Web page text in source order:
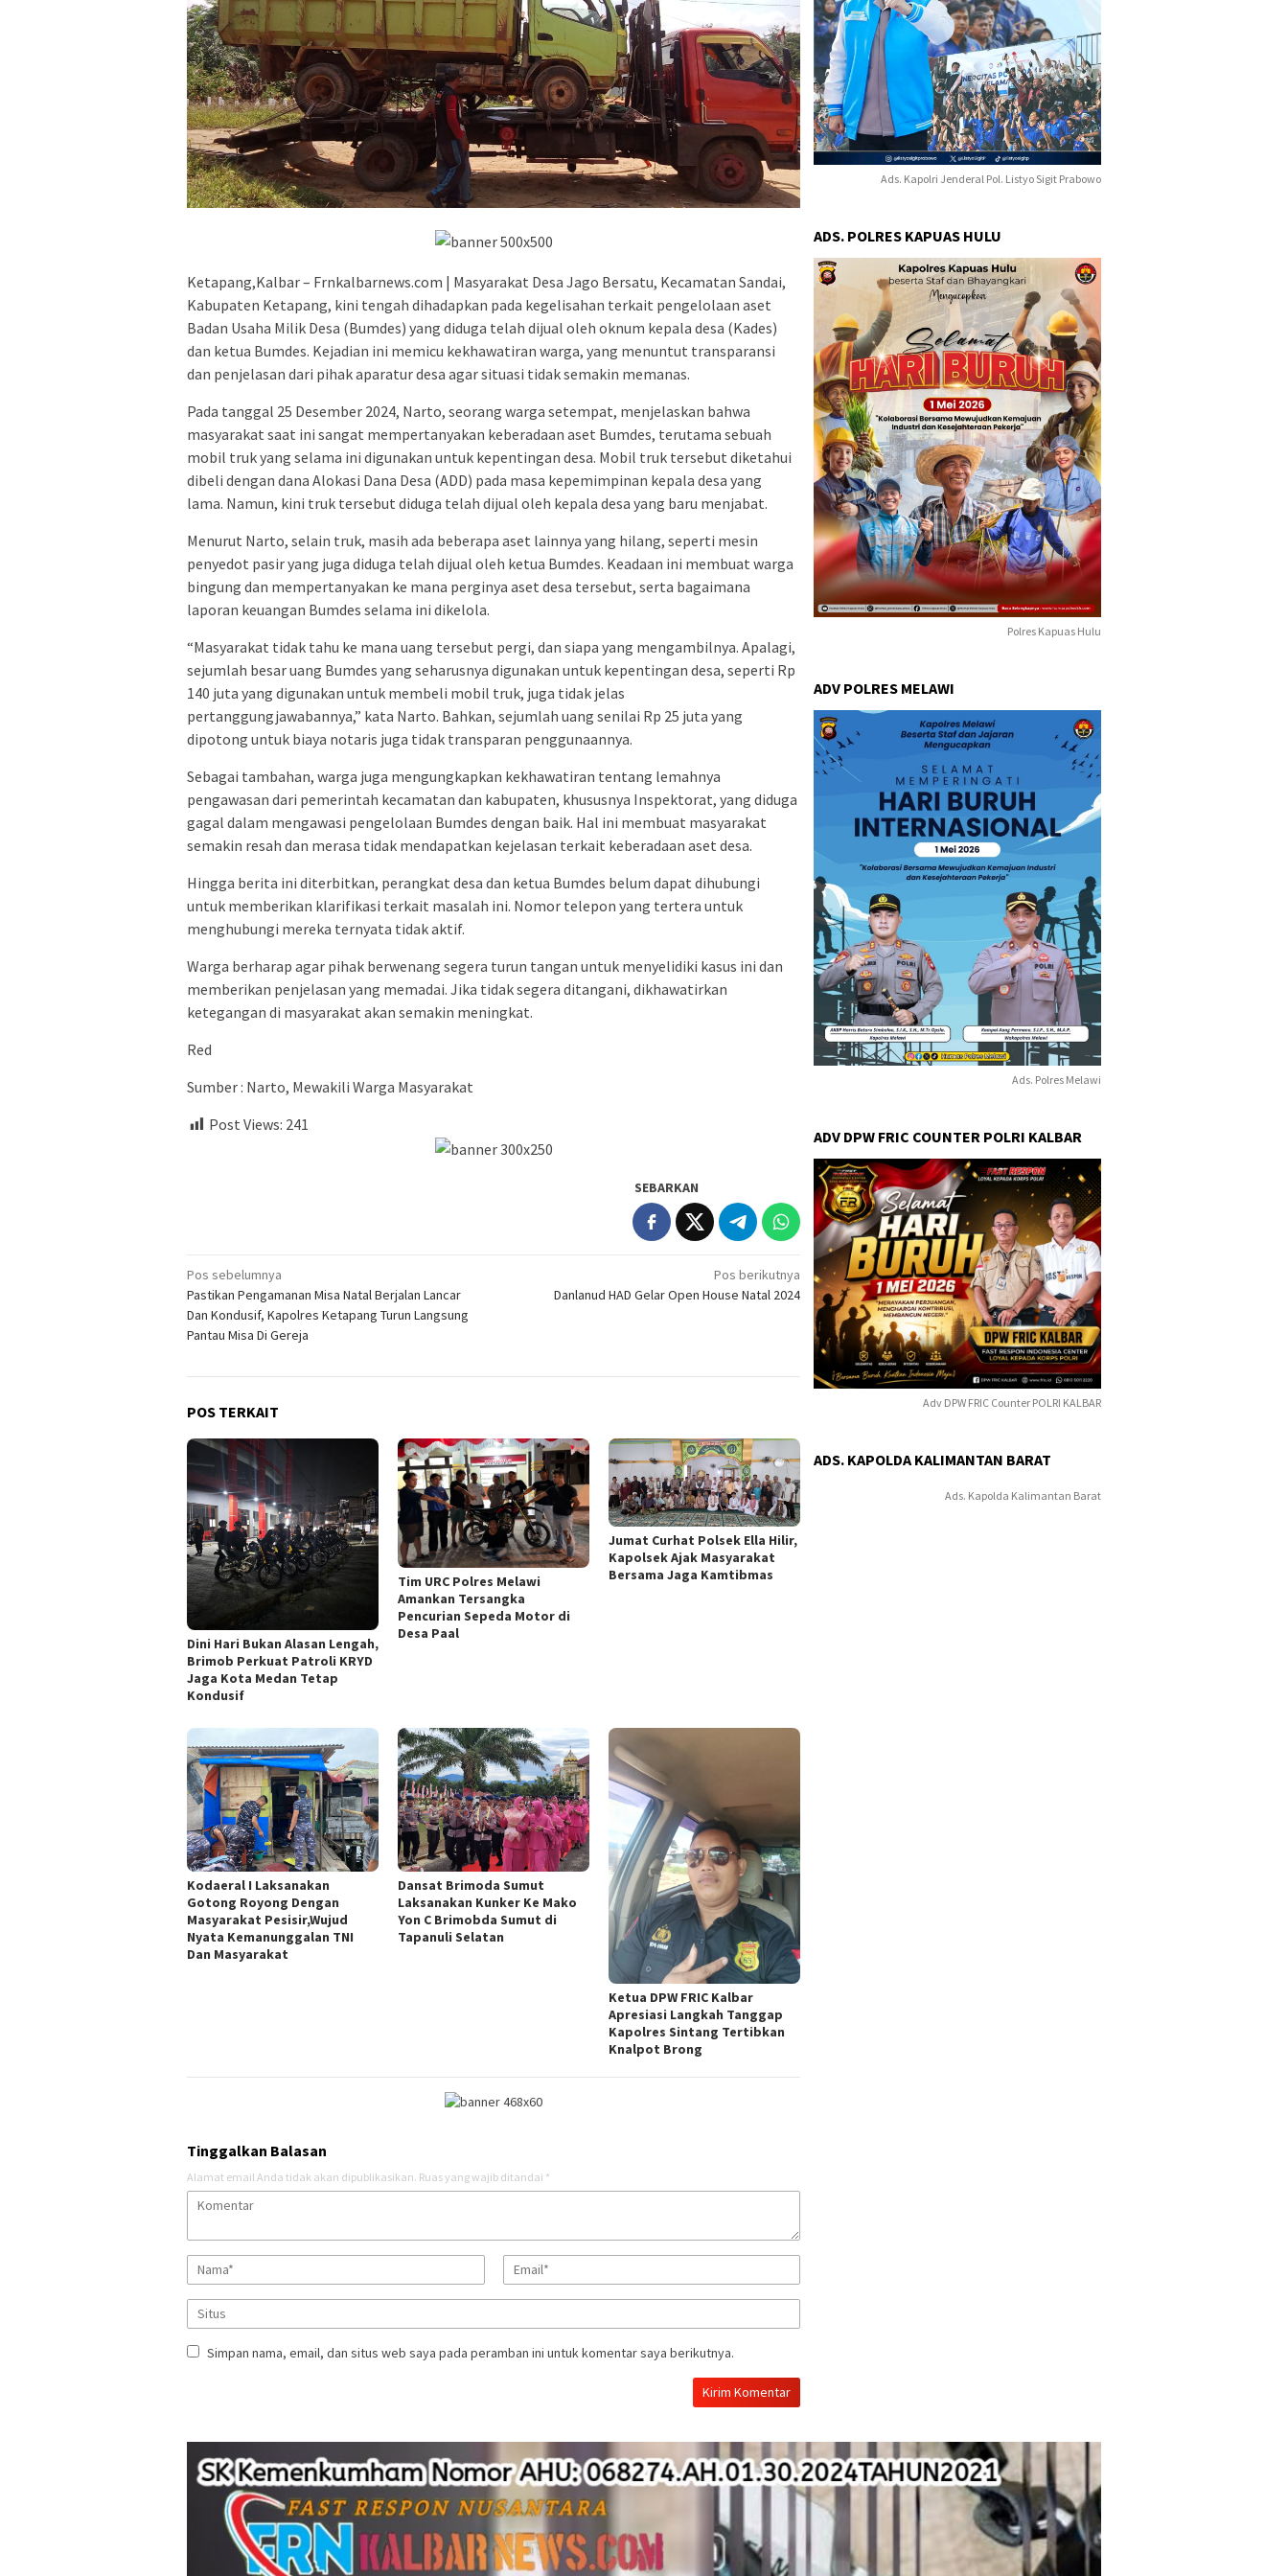
Ketapang,Kalbar – Frnkalbarnews.com | Masyarakat Desa Jago Bersatu, Kecamatan Sandai,
Kabupaten Ketapang, kini tengah dihadapkan pada kegelisahan terkait pengelolaan aset
Badan Usaha Milik Desa (Bumdes) yang diduga telah dijual oleh oknum kepala desa (Kades)
dan ketua Bumdes. Kejadian ini memicu kekhawatiran warga, yang menuntut transparansi
dan penjelasan dari pihak aparatur desa agar situasi tidak semakin memanas.
Pada tanggal 25 Desember 2024, Narto, seorang warga setempat, menjelaskan bahwa
masyarakat saat ini sangat mempertanyakan keberadaan aset Bumdes, terutama sebuah
mobil truk yang selama ini digunakan untuk kepentingan desa. Mobil truk tersebut diketahui
dibeli dengan dana Alokasi Dana Desa (ADD) pada masa kepemimpinan kepala desa yang
lama. Namun, kini truk tersebut diduga telah dijual oleh kepala desa yang baru menjabat.
Menurut Narto, selain truk, masih ada beberapa aset lainnya yang hilang, seperti mesin
penyedot pasir yang juga diduga telah dijual oleh ketua Bumdes. Keadaan ini membuat warga
bingung dan mempertanyakan ke mana perginya aset desa tersebut, serta bagaimana
laporan keuangan Bumdes selama ini dikelola.
“Masyarakat tidak tahu ke mana uang tersebut pergi, dan siapa yang mengambilnya. Apalagi,
sejumlah besar uang Bumdes yang seharusnya digunakan untuk kepentingan desa, seperti Rp
140 juta yang digunakan untuk membeli mobil truk, juga tidak jelas
pertanggungjawabannya,” kata Narto. Bahkan, sejumlah uang senilai Rp 25 juta yang
dipotong untuk biaya notaris juga tidak transparan penggunaannya.
Sebagai tambahan, warga juga mengungkapkan kekhawatiran tentang lemahnya
pengawasan dari pemerintah kecamatan dan kabupaten, khususnya Inspektorat, yang diduga
gagal dalam mengawasi pengelolaan Bumdes dengan baik. Hal ini membuat masyarakat
semakin resah dan merasa tidak mendapatkan kejelasan terkait keberadaan aset desa.
Hingga berita ini diterbitkan, perangkat desa dan ketua Bumdes belum dapat dihubungi
untuk memberikan klarifikasi terkait masalah ini. Nomor telepon yang tertera untuk
menghubungi mereka ternyata tidak aktif.
Warga berharap agar pihak berwenang segera turun tangan untuk menyelidiki kasus ini dan
memberikan penjelasan yang memadai. Jika tidak segera ditangani, dikhawatirkan
ketegangan di masyarakat akan semakin meningkat.
Red
Sumber : Narto, Mewakili Warga Masyarakat
Post Views: 241
SEBARKAN
Navigasi
pos
Pos sebelumnya
Pastikan Pengamanan Misa Natal Berjalan Lancar
Dan Kondusif, Kapolres Ketapang Turun Langsung
Pantau Misa Di Gereja
Pos berikutnya
Danlanud HAD Gelar Open House Natal 2024
POS TERKAIT
Dini Hari Bukan Alasan Lengah,
Brimob Perkuat Patroli KRYD
Jaga Kota Medan Tetap
Kondusif
Tim URC Polres Melawi
Amankan Tersangka
Pencurian Sepeda Motor di
Desa Paal
Jumat Curhat Polsek Ella Hilir,
Kapolsek Ajak Masyarakat
Bersama Jaga Kamtibmas
Kodaeral I Laksanakan
Gotong Royong Dengan
Masyarakat Pesisir,Wujud
Nyata Kemanunggalan TNI
Dan Masyarakat
Dansat Brimoda Sumut
Laksanakan Kunker Ke Mako
Yon C Brimobda Sumut di
Tapanuli Selatan
Ketua DPW FRIC Kalbar
Apresiasi Langkah Tanggap
Kapolres Sintang Tertibkan
Knalpot Brong
Tinggalkan Balasan
Alamat email Anda tidak akan dipublikasikan. Ruas yang wajib ditandai *
Simpan nama, email, dan situs web saya pada peramban ini untuk komentar saya berikutnya.
Ads. Kapolri Jenderal Pol. Listyo Sigit Prabowo
ADS. POLRES KAPUAS HULU
Polres Kapuas Hulu
ADV POLRES MELAWI
Ads. Polres Melawi
ADV DPW FRIC COUNTER POLRI KALBAR
Adv DPW FRIC Counter POLRI KALBAR
ADS. KAPOLDA KALIMANTAN BARAT
Ads. Kapolda Kalimantan Barat